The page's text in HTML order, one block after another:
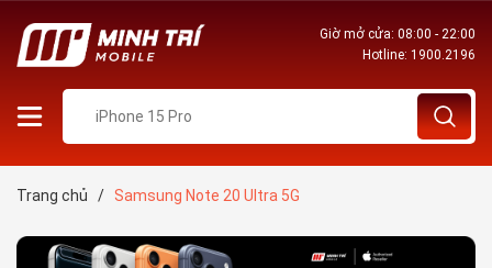
Giờ mở cửa: 08:00 - 22:00
Hotline: 1900.2196
Trang chủ / Samsung Note 20 Ultra 5G